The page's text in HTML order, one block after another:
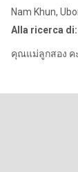
Nam Khun,
Alla ricerca di:
คุณแม่ลูกสอง ค